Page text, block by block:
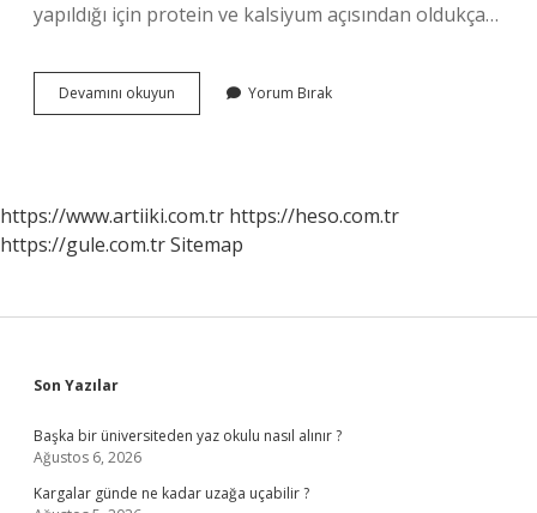
yapıldığı için protein ve kalsiyum açısından oldukça…
Devamını okuyun
Ne
Yorum Bırak
https://www.artiiki.com.tr https://heso.com.tr
https://gule.com.trSitemap
Sidebar
Son Yazılar
Başka bir üniversiteden yaz okulu nasıl alınır ?
Ağustos 6, 2026
Kargalar günde ne kadar uzağa uçabilir ?